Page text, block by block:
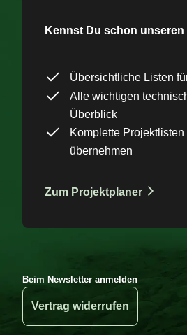
Kennst Du schon
Übersichtliche Listen
Alle wichtigen
Überblick
Komplette
übernehmen
Zum Projektplaner
Beim Newsletter anmelden
Vertrag widerrufen